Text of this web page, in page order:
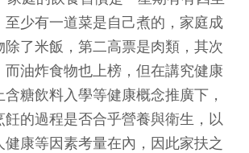
至少有一道菜是自己煮的，家庭成
除了米飯，第二高票是肉類，其次
而油炸食物也上榜，但在講究健康
糖飲料入學等健康概念推廣下，
飪的過程是否合乎營養與衛生，以
健康等因素考量在內，因此家扶之